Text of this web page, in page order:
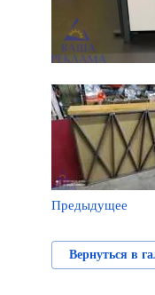
Предыдущее
Вернуться в